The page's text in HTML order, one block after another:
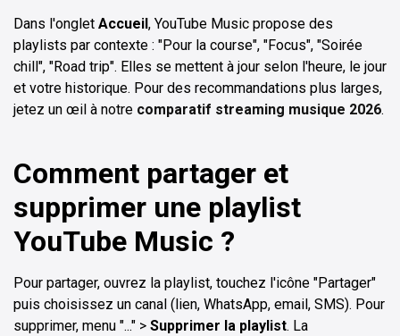
Dans l'onglet Accueil, YouTube Music propose des
playlists par contexte : "Pour la course", "Focus", "Soirée
chill", "Road trip". Elles se mettent à jour selon l'heure, le jour
et votre historique. Pour des recommandations plus larges,
jetez un œil à notre comparatif streaming musique 2026.
Comment partager et
supprimer une playlist
YouTube Music ?
Pour partager, ouvrez la playlist, touchez l'icône "Partager"
puis choisissez un canal (lien, WhatsApp, email, SMS). Pour
supprimer, menu "..." > Supprimer la playlist. La